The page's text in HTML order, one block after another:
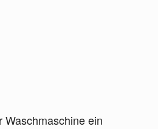
ein